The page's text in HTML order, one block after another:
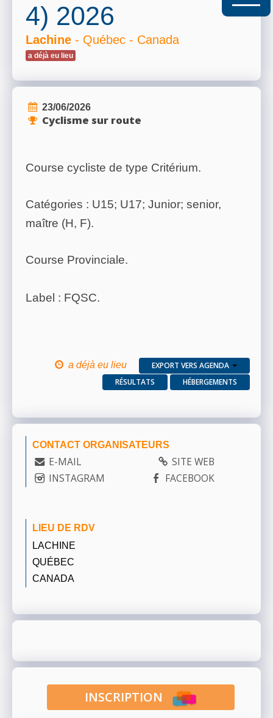
4) 2026
Lachine - Québec - Canada
a déjà eu lieu
23/06/2026
Cyclisme sur route
Course cycliste de type Critérium.
Catégories : U15; U17; Junior; senior,
maître (H, F).
Course Provinciale.
Label : FQSC.
a déjà eu lieu
EXPORT VERS AGENDA
RÉSULTATS
HÉBERGEMENTS
CONTACT ORGANISATEURS
E-MAIL
SITE WEB
INSTAGRAM
FACEBOOK
LIEU DE RDV
LACHINE
QUÉBEC
CANADA
INSCRIPTION